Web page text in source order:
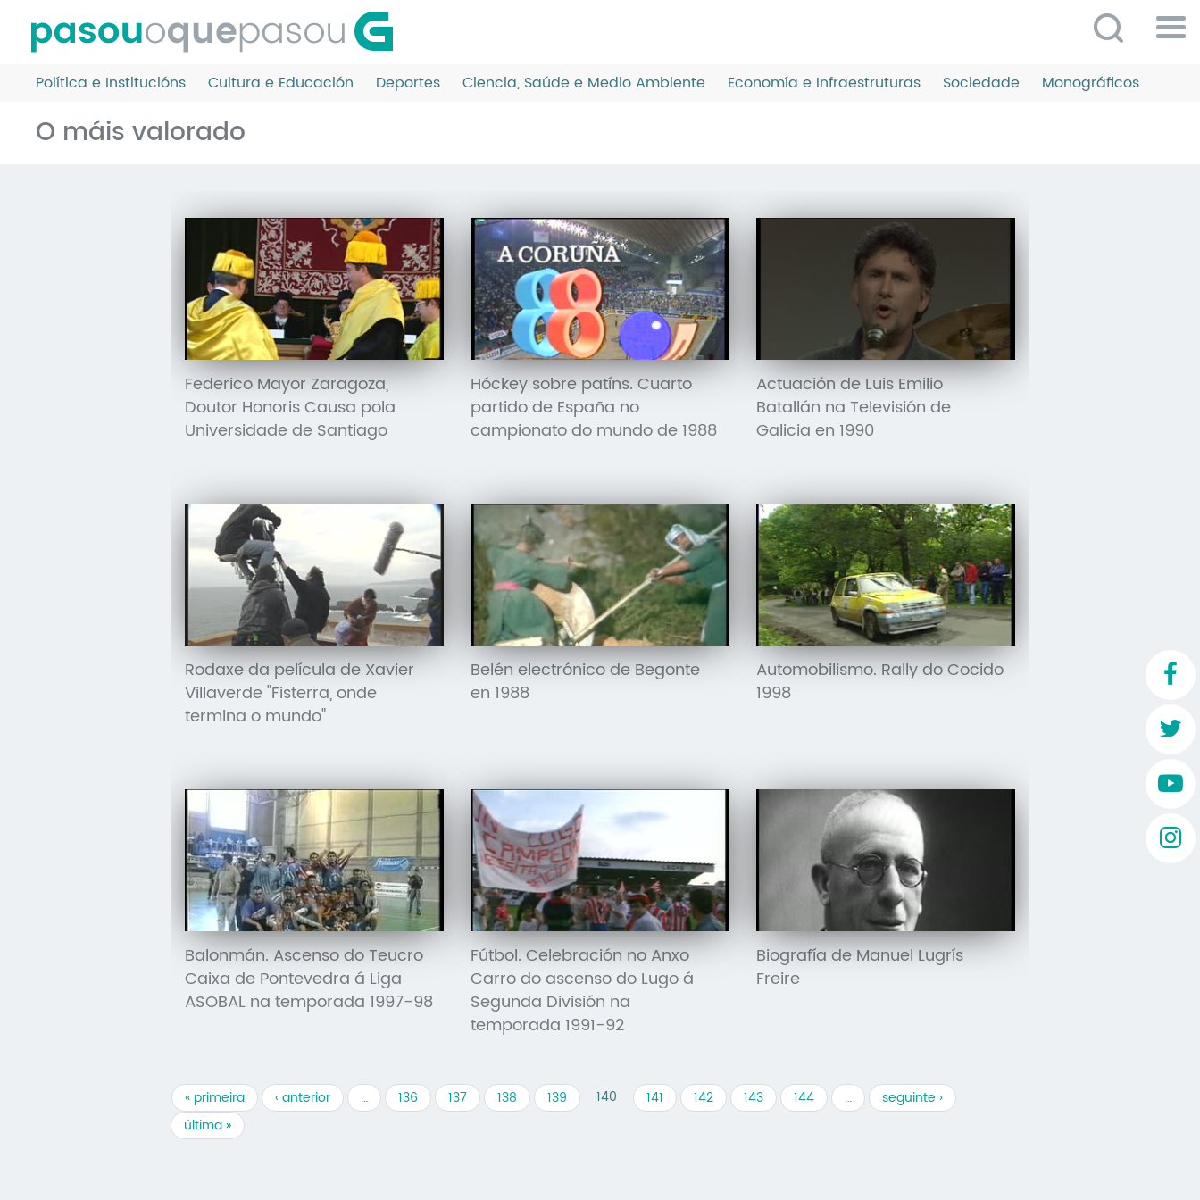
contido
principal
Política e Institucións Cultura e Educación Deportes Ciencia, Saúde e Medio Ambiente Economía e Infraestruturas Sociedade Monográficos
O máis valorado
Federico Mayor Zaragoza,
Doutor Honoris Causa pola
Universidade de Santiago
Hóckey sobre patíns. Cuarto
partido de España no
campionato do mundo de 1988
Actuación de Luis Emilio
Batallán na Televisión de
Galicia en 1990
Rodaxe da película de Xavier
Villaverde "Fisterra, onde
termina o mundo"
Belén electrónico de Begonte
en 1988
Automobilismo. Rally do Cocido
1998
Balonmán. Ascenso do Teucro
Caixa de Pontevedra á Liga
ASOBAL na temporada 1997-98
Fútbol. Celebración no Anxo
Carro do ascenso do Lugo á
Segunda División na
temporada 1991-92
Biografía de Manuel Lugrís
Freire
« primeira ‹ anterior … 136 137 138 139 140 141 142 143 144 …
seguinte ›
última »